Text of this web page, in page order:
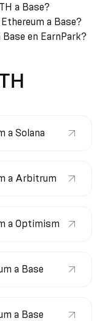
a Base?
a Base?
en EarnPark?
a Solana
a Arbitrum
a Optimism
a Base
a Base